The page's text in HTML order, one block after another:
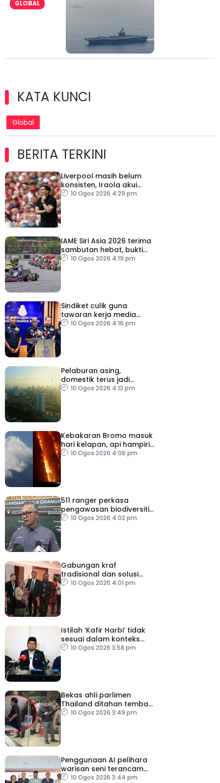
GLOBAL
KATA KUNCI
Global
BERITA TERKINI
Liverpool masih belum
konsisten, Iraola akui
masih banyak perlu
10 Ogos 2026 4:29 pm
IAME Siri Asia 2026 terima
sambutan hebat, bukti
Malaysia bertaraf dunia
10 Ogos 2026 4:19 pm
Sindiket culik guna
tawaran kerja media
sosial tumpas – Polis
10 Ogos 2026 4:16 pm
Pelaburan asing,
domestik terus jadi
pemangkin pertumbuhan
10 Ogos 2026 4:13 pm
Kebakaran Bromo masuk
hari kelapan, api hampiri
penempatan penduduk
10 Ogos 2026 4:06 pm
511 ranger perkasa
pengawasan biodiversiti
Terengganu
10 Ogos 2026 4:02 pm
Gabungan kraf
tradisional dan solusi
digital buka pasaran
10 Ogos 2026 4:01 pm
Istilah ‘Kafir Harbi’ tidak
sesuai dalam konteks
Malaysia
10 Ogos 2026 3:58 pm
Bekas ahli parlimen
Thailand ditahan tembak
pegawai kerajaan dan
10 Ogos 2026 3:49 pm
Penggunaan AI pelihara
warisan seni terancam
ASEAN-China
10 Ogos 2026 3:44 pm